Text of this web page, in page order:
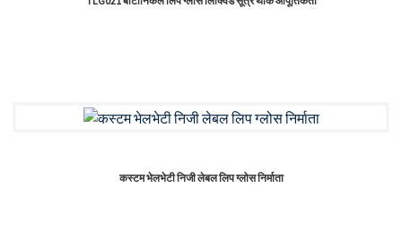
कस्टम भेलभेटी निजी लेबल लिप ग्लोस निर्माता